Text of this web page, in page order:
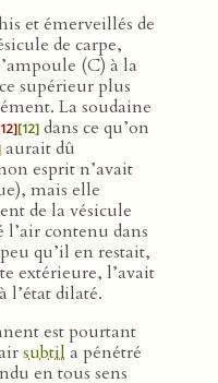
et émerveillés de
de carpe,
(C) à la
supérieur plus
La soudaine
[12] dans ce qu’on
aurait dû
esprit n’avait
mais elle
de la vésicule
l’air contenu dans
qu’il en restait,
extérieure, l’avait
l’état dilaté.
est pourtant
subtil a pénétré
en tous sens